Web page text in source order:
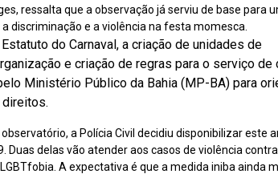
ressalta que a observação já serviu de base para
discriminação e a violência na festa momesca.
do Carnaval, a criação de unidades de
e criação de regras para o serviço de
Ministério Público da Bahia (MP-BA) para
a Polícia Civil decidiu disponibilizar este
Duas delas vão atender aos casos de violência
A expectativa é que a medida iniba ainda